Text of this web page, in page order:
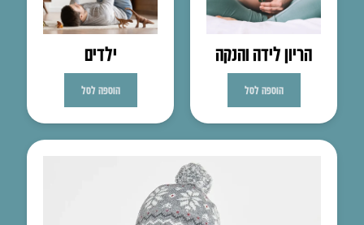
הריון לידה והנקה
הוספה לסל
ילדים
הוספה לסל